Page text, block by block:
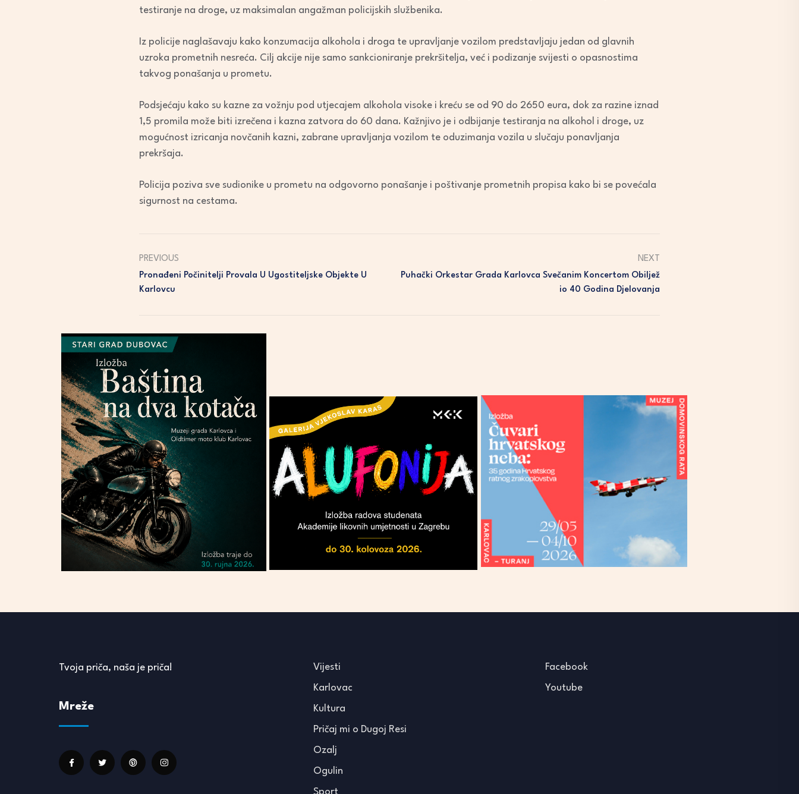
testiranje na droge, uz maksimalan angažman policijskih službenika.
Iz policije naglašavaju kako konzumacija alkohola i droga te upravljanje vozilom predstavljaju jedan od glavnih
uzroka prometnih nesreća. Cilj akcije nije samo sankcioniranje prekršitelja, već i podizanje svijesti o opasnostima
takvog ponašanja u prometu.
Podsjećaju kako su kazne za vožnju pod utjecajem alkohola visoke i kreću se od 90 do 2650 eura, dok za razine iznad
1,5 promila može biti izrečena i kazna zatvora do 60 dana. Kažnjivo je i odbijanje testiranja na alkohol i droge, uz
mogućnost izricanja novčanih kazni, zabrane upravljanja vozilom te oduzimanja vozila u slučaju ponavljanja
prekršaja.
Policija poziva sve sudionike u prometu na odgovorno ponašanje i poštivanje prometnih propisa kako bi se povećala
sigurnost na cestama.
PREVIOUS
Pronađeni Počinitelji Provala U Ugostiteljske Objekte U
Karlovcu
NEXT
Puhački Orkestar Grada Karlovca Svečanim Koncertom Obiljež
Io 40 Godina Djelovanja
Tvoja priča, naša je priča!
Mreže
Vijesti
Karlovac
Kultura
Pričaj mi o Dugoj Resi
Ozalj
Ogulin
Sport
Facebook
Youtube